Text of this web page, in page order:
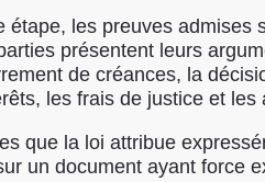
les preuves
présentent leurs
de créances, la
les frais de justice et
que la loi attribue
un document ayant force